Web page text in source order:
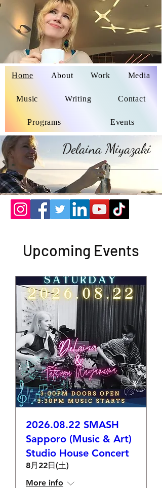
Delaina Miyazaki
Home About Work Media
Music Writing Contact
Programs Events
Delaina Miyazaki
Upcoming Events
2026.08.22 SMASH
Sapporo (Music & Art)
Studio House Concert
8月22日(土)
More info